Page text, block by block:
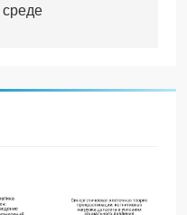
среде